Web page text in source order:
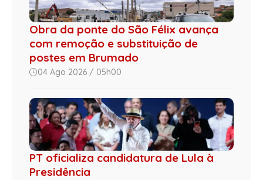
Obra da ponte do São Félix avança
com remoção e substituição de
postes em Brumado
04 Ago 2026 / 05h00
PT oficializa candidatura de Lula à
Presidência